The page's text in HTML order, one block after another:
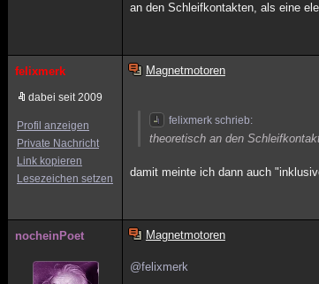
an den Schleifkontakten, als eine
felixmerk
dabei seit 2009
Profil anzeigen
Private Nachricht
Link kopieren
Lesezeichen setzen
Magnetmotoren
felixmerk schrieb:
theoretisch an den
damit meinte ich dann auch
nocheinPoet Magnetmotoren
@felixmerk